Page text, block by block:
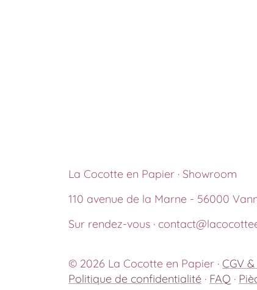
La Cocotte en Papier · Showroom
110 avenue de la Marne - 56000
Sur rendez-vous ·
© 2026 La Cocotte en Papier · CGV
Politique de confidentialité · FAQ ·